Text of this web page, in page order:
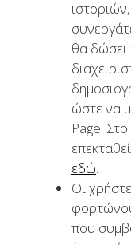
θα δώσει
ώστε να
Page.
εδώ.
Οι
που